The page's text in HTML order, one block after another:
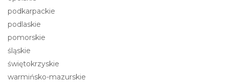
podkarpackie
podlaskie
pomorskie
śląskie
świętokrzyskie
warmińsko-mazurskie